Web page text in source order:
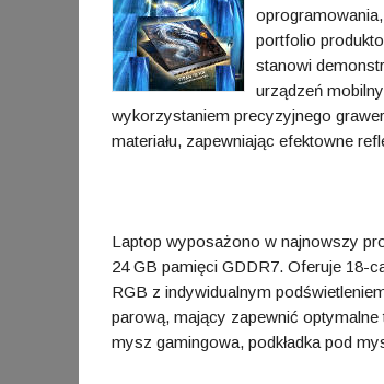
portfolio
stanowi
urządzeń
wykorzystaniem precyzyjnego
materiału, zapewniając efektowne
Laptop wyposażono w najnowszy
24 GB pamięci GDDR7. Oferuje 18-
RGB z indywidualnym
parową, mający zapewnić
mysz gamingowa, podkładka pod